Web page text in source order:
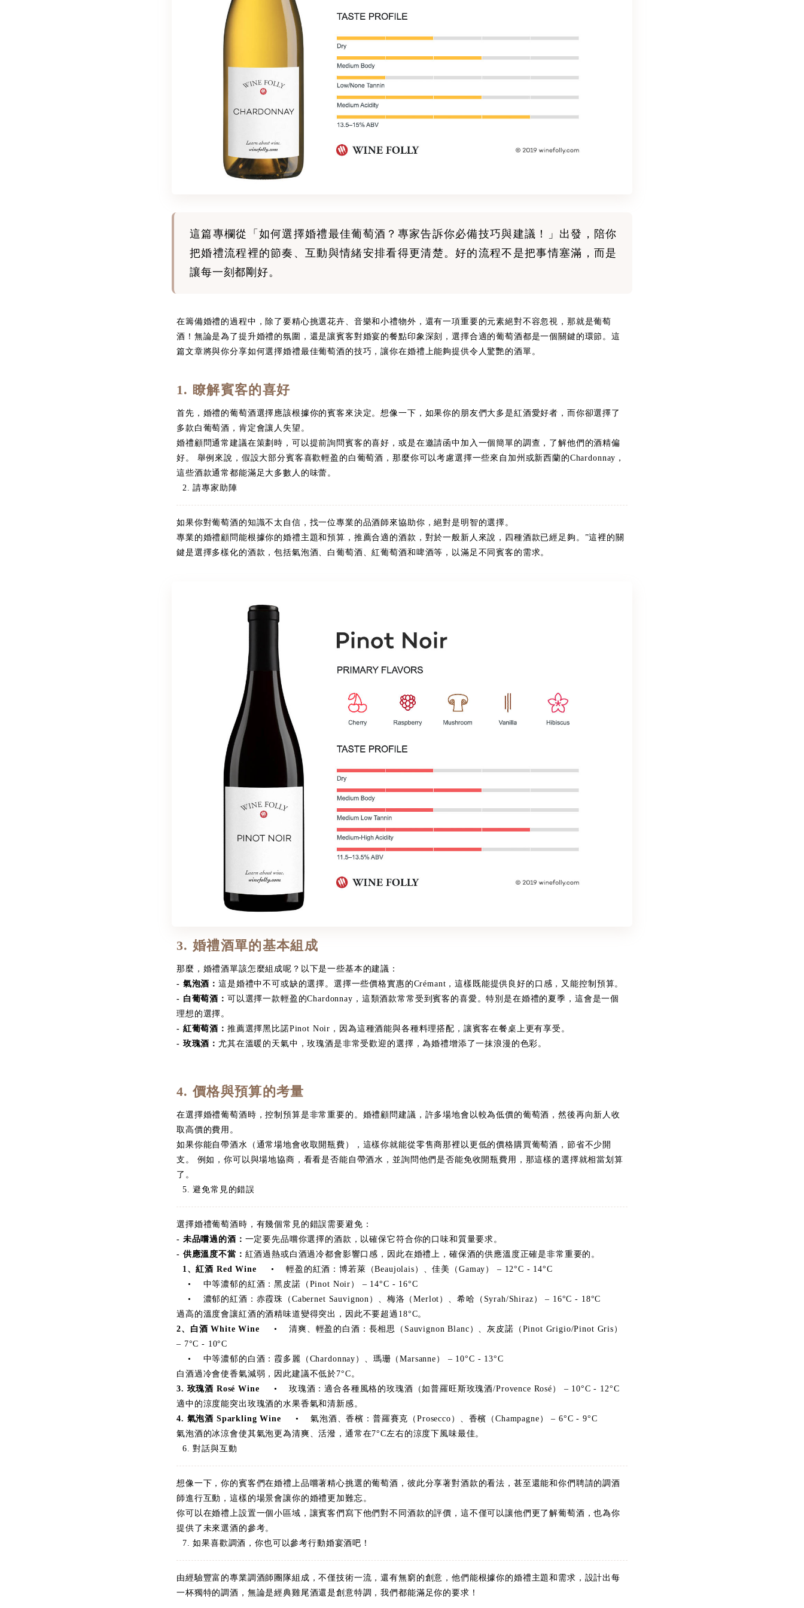
這篇專欄從「如何選擇婚禮最佳葡萄酒？專家告訴你必備技巧與建議！」出發，陪你
把婚禮流程裡的節奏、互動與情緒安排看得更清楚。好的流程不是把事情塞滿，而是
讓每一刻都剛好。
在籌備婚禮的過程中，除了要精心挑選花卉、音樂和小禮物外，還有一項重要的元素絕對不容忽視，那就是葡萄
酒！無論是為了提升婚禮的氛圍，還是讓賓客對婚宴的餐點印象深刻，選擇合適的葡萄酒都是一個關鍵的環節。這
篇文章將與你分享如何選擇婚禮最佳葡萄酒的技巧，讓你在婚禮上能夠提供令人驚艷的酒單。
1. 瞭解賓客的喜好
首先，婚禮的葡萄酒選擇應該根據你的賓客來決定。想像一下，如果你的朋友們大多是紅酒愛好者，而你卻選擇了
多款白葡萄酒，肯定會讓人失望。
婚禮顧問通常建議在策劃時，可以提前詢問賓客的喜好，或是在邀請函中加入一個簡單的調查，了解他們的酒精偏
好。 舉例來說，假設大部分賓客喜歡輕盈的白葡萄酒，那麼你可以考慮選擇一些來自加州或新西蘭的Chardonnay，
這些酒款通常都能滿足大多數人的味蕾。
2. 請專家助陣
如果你對葡萄酒的知識不太自信，找一位專業的品酒師來協助你，絕對是明智的選擇。
專業的婚禮顧問能根據你的婚禮主題和預算，推薦合適的酒款，對於一般新人來說，四種酒款已經足夠。”這裡的關
鍵是選擇多樣化的酒款，包括氣泡酒、白葡萄酒、紅葡萄酒和啤酒等，以滿足不同賓客的需求。
3. 婚禮酒單的基本組成
那麼，婚禮酒單該怎麼組成呢？以下是一些基本的建議：
- 氣泡酒：這是婚禮中不可或缺的選擇。選擇一些價格實惠的Crémant，這樣既能提供良好的口感，又能控制預算。
- 白葡萄酒： 可以選擇一款輕盈的Chardonnay，這類酒款常常受到賓客的喜愛。特別是在婚禮的夏季，這會是一個
理想的選擇。
- 紅葡萄酒： 推薦選擇黑比諾Pinot Noir，因為這種酒能與各種料理搭配，讓賓客在餐桌上更有享受。
- 玫瑰酒：尤其在溫暖的天氣中，玫瑰酒是非常受歡迎的選擇，為婚禮增添了一抹浪漫的色彩。
4. 價格與預算的考量
在選擇婚禮葡萄酒時，控制預算是非常重要的。婚禮顧問建議，許多場地會以較為低價的葡萄酒，然後再向新人收
取高價的費用。
如果你能自帶酒水（通常場地會收取開瓶費），這樣你就能從零售商那裡以更低的價格購買葡萄酒，節省不少開
支。 例如，你可以與場地協商，看看是否能自帶酒水，並詢問他們是否能免收開瓶費用，那這樣的選擇就相當划算
了。
5. 避免常見的錯誤
選擇婚禮葡萄酒時，有幾個常見的錯誤需要避免：
- 未品嚐過的酒： 一定要先品嚐你選擇的酒款，以確保它符合你的口味和質量要求。
- 供應溫度不當： 紅酒過熱或白酒過冷都會影響口感，因此在婚禮上，確保酒的供應溫度正確是非常重要的。
1、紅酒 Red Wine • 輕盈的紅酒：博若萊（Beaujolais）、佳美（Gamay） – 12°C - 14°C
• 中等濃郁的紅酒：黑皮諾（Pinot Noir） – 14°C - 16°C
• 濃郁的紅酒：赤霞珠（Cabernet Sauvignon）、梅洛（Merlot）、希哈（Syrah/Shiraz） – 16°C - 18°C
過高的溫度會讓紅酒的酒精味道變得突出，因此不要超過18°C。
2、白酒 White Wine • 清爽、輕盈的白酒：長相思（Sauvignon Blanc）、灰皮諾（Pinot Grigio/Pinot Gris）
– 7°C - 10°C
• 中等濃郁的白酒：霞多麗（Chardonnay）、瑪珊（Marsanne） – 10°C - 13°C
白酒過冷會使香氣減弱，因此建議不低於7°C。
3. 玫瑰酒 Rosé Wine • 玫瑰酒：適合各種風格的玫瑰酒（如普羅旺斯玫瑰酒/Provence Rosé） – 10°C - 12°C
適中的涼度能突出玫瑰酒的水果香氣和清新感。
4. 氣泡酒 Sparkling Wine • 氣泡酒、香檳：普羅賽克（Prosecco）、香檳（Champagne） – 6°C - 9°C
氣泡酒的冰涼會使其氣泡更為清爽、活潑，通常在7°C左右的涼度下風味最佳。
6. 對話與互動
想像一下，你的賓客們在婚禮上品嚐著精心挑選的葡萄酒，彼此分享著對酒款的看法，甚至還能和你們聘請的調酒
師進行互動，這樣的場景會讓你的婚禮更加難忘。
你可以在婚禮上設置一個小區域，讓賓客們寫下他們對不同酒款的評價，這不僅可以讓他們更了解葡萄酒，也為你
提供了未來選酒的參考。
7. 如果喜歡調酒，你也可以參考行動婚宴酒吧！
由經驗豐富的專業調酒師團隊組成，不僅技術一流，還有無窮的創意，他們能根據你的婚禮主題和需求，設計出每
一杯獨特的調酒，無論是經典雞尾酒還是創意特調，我們都能滿足你的要求！